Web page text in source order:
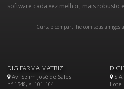
software cada vez melhor, mais robusto
Curta e compartilhe com seus amigos
DIGIFARMA MATRIZ
Av. Selim José de Sales
nº 1548, sl 101-104
Lote